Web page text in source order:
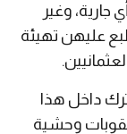
وغير
عليهن تهيئة
داخل هذا
وحشية